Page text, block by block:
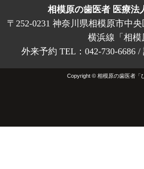
相模原の歯医者 医療法
〒252-0231 神奈川県相模原市中
横浜線「相模
外来予約 TEL：042-730-6686
Copyright © 相模原の歯医者「